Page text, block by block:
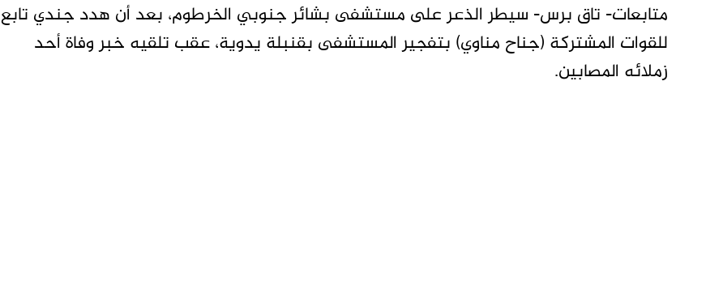
متابعات- تاق برس- سيطر الذعر على مستشفى بشائر جنوبي الخرطوم، بعد أن هدد جندي تابع
للقوات المشتركة (جناح مناوي) بتفجير المستشفى بقنبلة يدوية، عقب تلقيه خبر وفاة أحد
زملائه المصابين.